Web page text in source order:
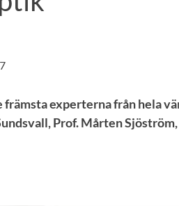
främsta experterna från hela
Prof. Mårten